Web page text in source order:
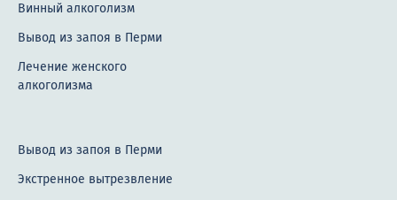
Винный алкоголизм
Вывод из запоя в Перми
Лечение женского
алкоголизма
Вывод из запоя в Перми
Экстренное вытрезвление